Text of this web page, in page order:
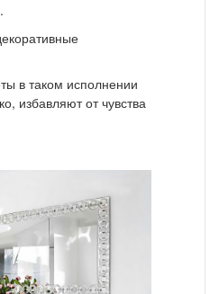
в таком исполнении
избавляют от чувства